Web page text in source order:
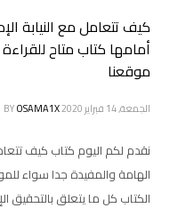
كيف تتعامل مع النيابة
أمامها كتاب متاح
موقعنا
الجمعة, 14 فبراير 2020 BYOSAMA1X
نقدم لكم اليوم كتاب كيف
الهامة والمفيدة جدا سواء
الكتاب كل ما يتعلق بالتحقيق